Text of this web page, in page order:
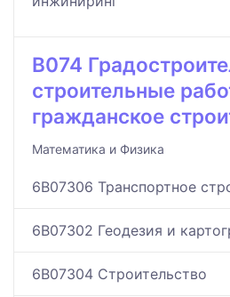
B074
строительные
гражданское
Математика и Физика
6B07306 Транспортное
6B07302 Геодезия и
6B07304 Строительство